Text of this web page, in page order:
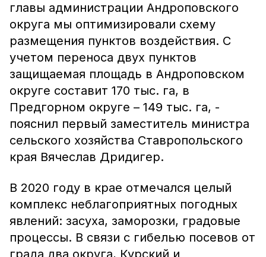
главы администрации Андроповского
округа мы оптимизировали схему
размещения пунктов воздействия. С
учетом переноса двух пунктов
защищаемая площадь в Андроповском
округе составит 170 тыс. га, в
Предгорном округе – 149 тыс. га, -
пояснил первый заместитель министра
сельского хозяйства Ставропольского
края Вячеслав Дридигер.
В 2020 году в крае отмечался целый
комплекс неблагоприятных погодных
явлений: засуха, заморозки, градовые
процессы. В связи с гибелью посевов от
града два округа, Курский и